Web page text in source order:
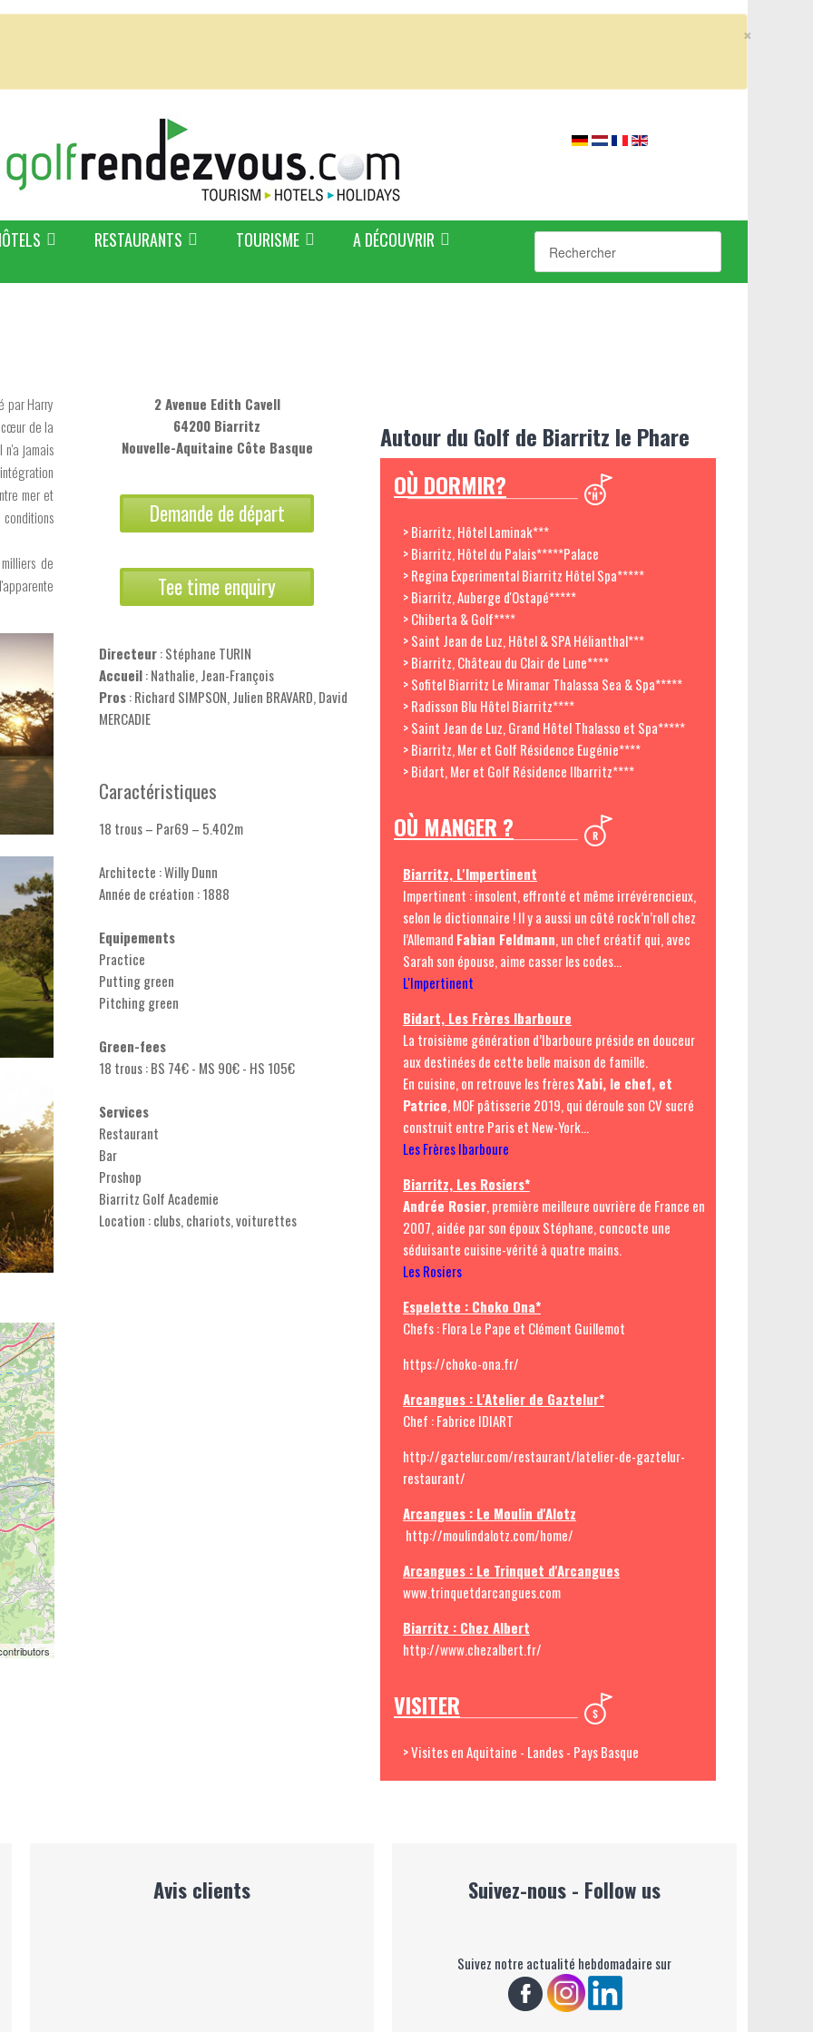
×
RESTAURANTS TOURISME A DÉCOUVRIR
par Harry
de la
jamais
mer et
de
2 Avenue Edith Cavell
64200 Biarritz
Nouvelle-Aquitaine Côte Basque
Demande de départ
Tee time enquiry
Directeur: Stéphane TURIN
Accueil: Nathalie, Jean-François
Pros: Richard SIMPSON, Julien BRAVARD, David
MERCADIE
Caractéristiques
18 trous – Par69 – 5.402m
Architecte : Willy Dunn
Année de création : 1888
Equipements
Practice
Putting green
Pitching green
Green-fees
18 trous : BS 74€ - MS 90€ - HS 105€
Services
Restaurant
Bar
Proshop
Biarritz Golf Academie
Location : clubs, chariots, voiturettes
Autour du Golf de Biarritz le Phare
OÙ DORMIR?
> Biarritz, Hôtel Laminak***
> Biarritz, Hôtel du Palais*****Palace
> Regina Experimental Biarritz Hôtel Spa*****
> Biarritz, Auberge d'Ostapé*****
> Chiberta & Golf****
> Saint Jean de Luz, Hôtel & SPA Hélianthal***
> Biarritz, Château du Clair de Lune****
> Sofitel Biarritz Le Miramar Thalassa Sea & Spa*****
> Radisson Blu Hôtel Biarritz****
> Saint Jean de Luz, Grand Hôtel Thalasso et Spa*****
> Biarritz, Mer et Golf Résidence Eugénie****
> Bidart, Mer et Golf Résidence Ilbarritz****
OÙ MANGER ?
Biarritz, L'Impertinent
Impertinent : insolent, effronté et même irrévérencieux,
selon le dictionnaire ! Il y a aussi un côté rock’n’roll chez
l’Allemand Fabian Feldmann, un chef créatif qui, avec
Sarah son épouse, aime casser les codes…
L'Impertinent
Bidart, Les Frères Ibarboure
La troisième génération d’Ibarboure préside en douceur
aux destinées de cette belle maison de famille.
En cuisine, on retrouve les frèresXabi, le chef, et
Patrice, MOF pâtisserie 2019, qui déroule son CV sucré
construit entre Paris et New-York…
Les Frères Ibarboure
Biarritz, Les Rosiers*
Andrée Rosier, première meilleure ouvrière de France en
2007, aidée par son époux Stéphane, concocte une
séduisante cuisine-vérité à quatre mains.
Les Rosiers
Espelette : Choko Ona*
Chefs : Flora Le Pape et Clément Guillemot
https://choko-ona.fr/
Arcangues : L'Atelier de Gaztelur*
Chef : Fabrice IDIART
http://gaztelur.com/restaurant/latelier-de-gaztelur-
restaurant/
Arcangues : Le Moulin d'Alotz
http://moulindalotz.com/home/
Arcangues : Le Trinquet d'Arcangues
www.trinquetdarcangues.com
Biarritz : Chez Albert
http://www.chezalbert.fr/
VISITER
> Visites en Aquitaine - Landes - Pays Basque
Avis clients Suivez-nous - Follow us
Suivez notre actualité hebdomadaire sur